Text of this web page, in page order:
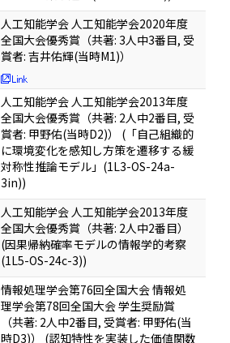
人工知能学会 人工知能学会2020年度
全国大会優秀賞（共著: 3人中3番目, 受
賞者: 吉井佑輝(当時M1)）
人工知能学会 人工知能学会2013年度
全国大会優秀賞（共著: 2人中2番目, 受
賞者: 甲野佑(当時D2)） (「自己組織的
に環境変化を感知し方策を遷移する緩
対称性推論モデル」(1L3-OS-24a-
3in))
人工知能学会 人工知能学会2013年度
全国大会優秀賞（共著: 2人中2番目）
(因果帰納確率モデルの情報学的考察
(1L5-OS-24c-3))
情報処理学会第76回全国大会 情報処
理学会第78回全国大会 学生奨励賞
（共著: 2人中2番目, 受賞者: 甲野佑(当
時D3)） (認知特性を実装した価値関数